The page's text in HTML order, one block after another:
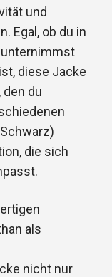
und
Egal, ob du in
unternimmst
diese Jacke
du
Schwarz)
die sich
als
nicht nur